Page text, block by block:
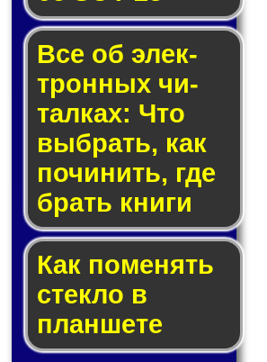
Все об элек­
трон­ных чи­
тал­ках: Что
выб­рать, как
по­чи­нить, где
брать кни­ги
Как по­ме­нять
стек­ло в
планшете